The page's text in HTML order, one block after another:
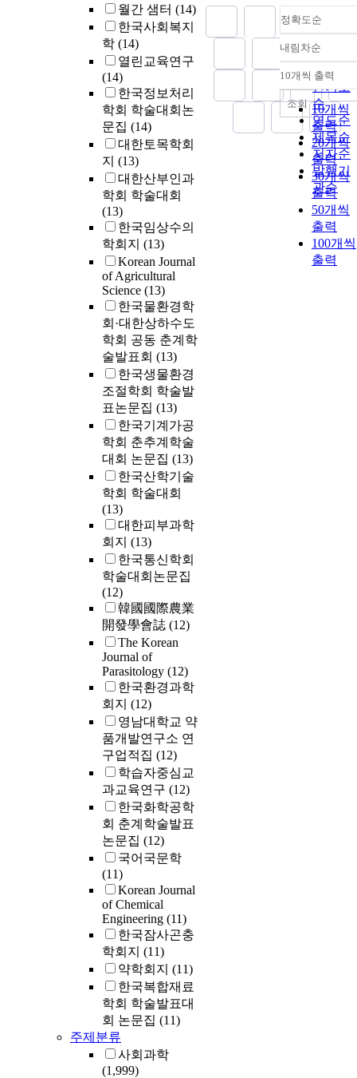
월간 샘터 (14)
한국사회복지
학 (14)
열린교육연구
(14)
한국정보처리
학회 학술대회논
문집 (14)
대한토목학회
지 (13)
대한산부인과
학회 학술대회
(13)
한국임상수의
학회지 (13)
Korean Journal
of Agricultural
Science (13)
한국물환경학
회·대한상하수도
학회 공동 춘계학
술발표회 (13)
한국생물환경
조절학회 학술발
표논문집 (13)
한국기계가공
학회 춘추계학술
대회 논문집 (13)
한국산학기술
학회 학술대회
(13)
대한피부과학
회지 (13)
한국통신학회
학술대회논문집
(12)
韓國國際農業
開發學會誌 (12)
The Korean
Journal of
Parasitology (12)
한국환경과학
회지 (12)
영남대학교 약
품개발연구소 연
구업적집 (12)
학습자중심교
과교육연구 (12)
한국화학공학
회 춘계학술발표
논문집 (12)
국어국문학
(11)
Korean Journal
of Chemical
Engineering (11)
한국잠사곤충
학회지 (11)
약학회지 (11)
한국복합재료
학회 학술발표대
회 논문집 (11)
주제분류
사회과학
(1,999)
정확도순
정확도
순
인기도
순
연도순
제목순
저자순
발행기
관순
내림차순
내림차
10개씩 출력
10개씩
출력
20개씩
출력
30개씩
출력
50개씩
출력
100개씩
출력
조회